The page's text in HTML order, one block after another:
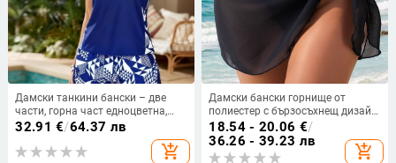
Дамски танкини бански – две
части, горна част едноцветна,
долна част с принт в стил
32.91 €/64.37 лв
add_shopping_cart
Дамски бански горнище от
полиестер с бързосъхнещ дизайн,
без ръкави, подплата полиестер.
18.54 - 20.06 €/
36.26 - 39.23 лв
add_shopping_cart